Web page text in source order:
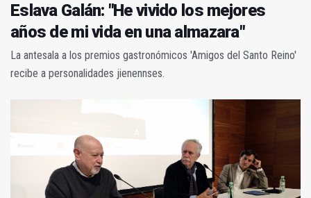
Eslava Galán: "He vivido los mejores
años de mi vida en una almazara"
La antesala a los premios gastronómicos 'Amigos del Santo Reino'
recibe a personalidades jienennses.